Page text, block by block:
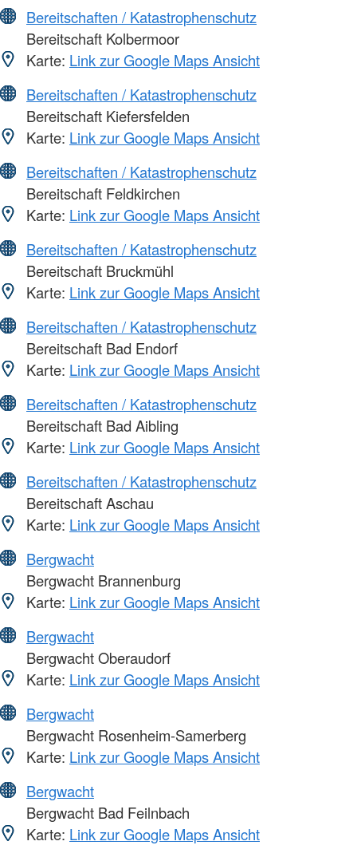
Bereitschaften / Katastrophenschutz
Bereitschaft Kolbermoor
Karte: Link zur Google Maps Ansicht
Bereitschaften / Katastrophenschutz
Bereitschaft Kiefersfelden
Karte: Link zur Google Maps Ansicht
Bereitschaften / Katastrophenschutz
Bereitschaft Feldkirchen
Karte: Link zur Google Maps Ansicht
Bereitschaften / Katastrophenschutz
Bereitschaft Bruckmühl
Karte: Link zur Google Maps Ansicht
Bereitschaften / Katastrophenschutz
Bereitschaft Bad Endorf
Karte: Link zur Google Maps Ansicht
Bereitschaften / Katastrophenschutz
Bereitschaft Bad Aibling
Karte: Link zur Google Maps Ansicht
Bereitschaften / Katastrophenschutz
Bereitschaft Aschau
Karte: Link zur Google Maps Ansicht
Bergwacht
Bergwacht Brannenburg
Karte: Link zur Google Maps Ansicht
Bergwacht
Bergwacht Oberaudorf
Karte: Link zur Google Maps Ansicht
Bergwacht
Bergwacht Rosenheim-Samerberg
Karte: Link zur Google Maps Ansicht
Bergwacht
Bergwacht Bad Feilnbach
Karte: Link zur Google Maps Ansicht